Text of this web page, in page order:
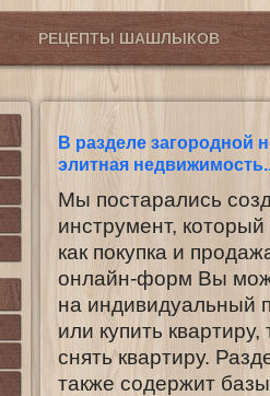
РЕЦЕПТЫ ШАШЛЫКОВ
В разделе загородной
элитная
Мы постарались
инструмент,
как покупка и
онлайн-форм Вы
на индивидуальный
или купить
снять квартиру.
также содержит